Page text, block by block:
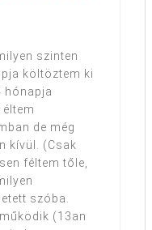
szinten
költöztem ki
hónapja
de még
kívül. (Csak
féltem tőle,
szóba.
(13an